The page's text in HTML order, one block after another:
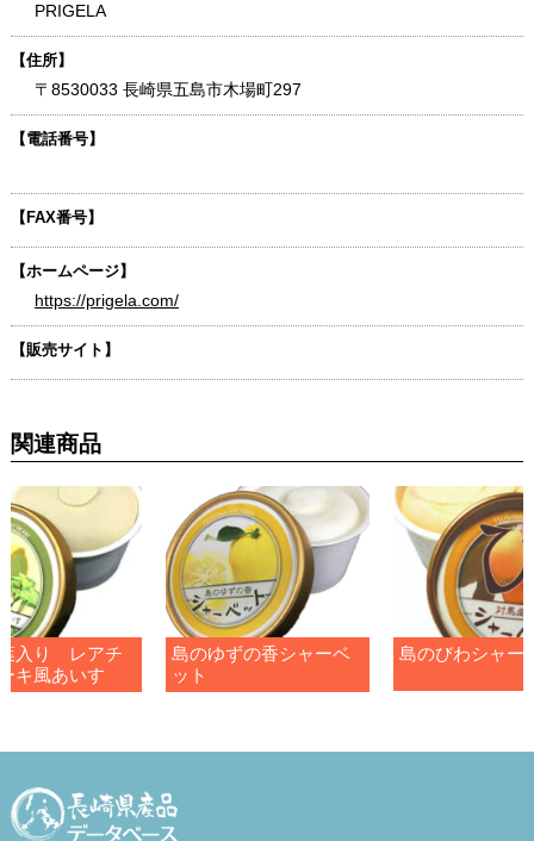
PRIGELA
【住所】
〒8530033 長崎県五島市木場町297
【電話番号】
【FAX番号】
【ホームページ】
https://prigela.com/
【販売サイト】
関連商品
入り レアチ
キ風あいす
島のゆずの香シャーベ
ット
島のびわシャー